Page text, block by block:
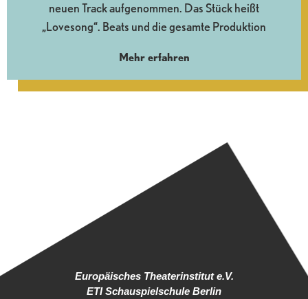
neuen Track aufgenommen. Das Stück heißt
„Lovesong“. Beats und die gesamte Produktion
Mehr erfahren
Europäisches Theaterinstitut e.V.
ETI Schauspielschule Berlin